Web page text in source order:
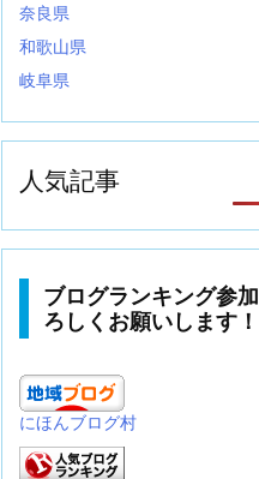
奈良県
和歌山県
岐阜県
人気記事
ブログランキング参
ろしくお願いします！
にほんブログ村